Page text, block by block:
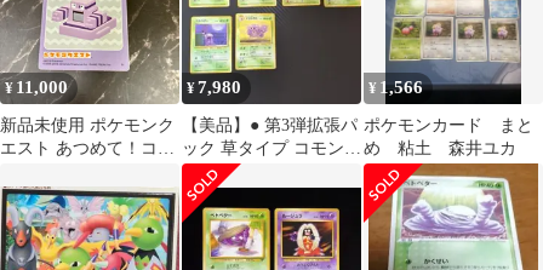
¥ 11,000
新品未使用 ポケモンク
エスト あつめて！コレ
トベター シール（超希
少）
¥7,980
【美品】● 第3弾拡張パ
ック 草タイプ コモン
アンコモン 6枚セット
旧裏
¥ 1,566
ポケモンカード まと
め 粘土 森井ユカ